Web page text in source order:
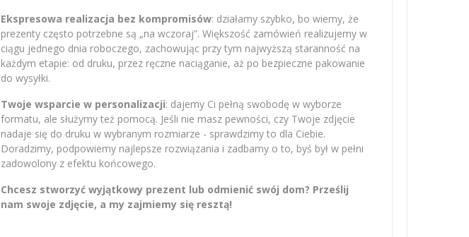
Ekspresowa realizacja bez kompromisów: działamy szybko, bo wiemy, że
prezenty często potrzebne są „na wczoraj”. Większość zamówień realizujemy w
ciągu jednego dnia roboczego, zachowując przy tym najwyższą staranność na
każdym etapie: od druku, przez ręczne naciąganie, aż po bezpieczne pakowanie
do wysyłki.
Twoje wsparcie w personalizacji: dajemy Ci pełną swobodę w wyborze
formatu, ale służymy też pomocą. Jeśli nie masz pewności, czy Twoje zdjęcie
nadaje się do druku w wybranym rozmiarze - sprawdzimy to dla Ciebie.
Doradzimy, podpowiemy najlepsze rozwiązania i zadbamy o to, byś był w pełni
zadowolony z efektu końcowego.
Chcesz stworzyć wyjątkowy prezent lub odmienić swój dom? Prześlij
nam swoje zdjęcie, a my zajmiemy się resztą!